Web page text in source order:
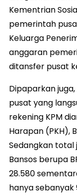
Kementrian
pemerintah
Keluarga
anggaran
ditansfer pusat
Dipaparkan
pusat yang
rekening KPM
Harapan (PKH),
Sedangkan total
Bansos berupa
28.580
hanya sebanyak